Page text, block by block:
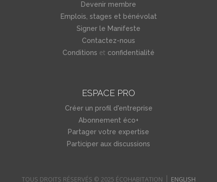
Devenir membre
Emplois, stages et bénévolat
Signer le Manifeste
Contactez-nous
Conditions et confidentialité
ESPACE PRO
Créer un profil d'entreprise
Abonnement éco+
Partager votre expertise
Participer aux discussions
TOUS DROITS RÉSERVÉS © 2025 ÉCOHABITATION ENGLISH